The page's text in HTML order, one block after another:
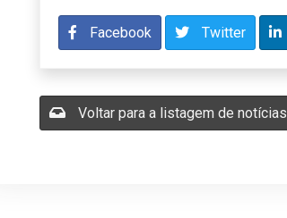
Facebook Twitter
Voltar para a listagem de notícias